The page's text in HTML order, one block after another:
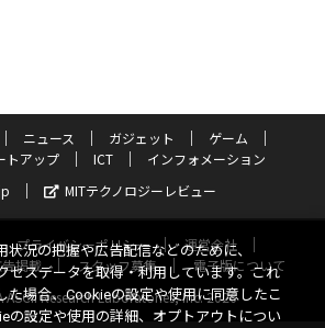
ニュース ガジェット
ゲーム
トアップ ICT
インフォメーション
MITテクノロジーレビュー
プライバシーポリシー
運営会社
掲載 スタッフ募集
電子版について
ASCII Research Laboratories, Inc. 2026
状況の把握や広告配信などのために、
セスデータを取得・利用しています。これ
た場合、Cookieの設定や使用に同意したこ
の設定や使用の詳細、オプトアウトについ